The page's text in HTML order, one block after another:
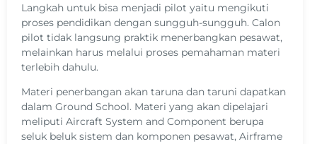
Langkah untuk bisa menjadi pilot yaitu mengikuti
proses pendidikan dengan sungguh-sungguh. Calon
pilot tidak langsung praktik menerbangkan pesawat,
melainkan harus melalui proses pemahaman materi
terlebih dahulu.
Materi penerbangan akan taruna dan taruni dapatkan
dalam Ground School. Materi yang akan dipelajari
meliputi Aircraft System and Component berupa
seluk beluk sistem dan komponen pesawat, Airframe